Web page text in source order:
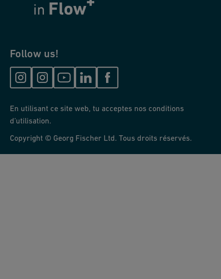
Follow us!
En utilisant ce site web, tu acceptes nos conditions
d’utilisation.
Copyright © Georg Fischer Ltd. Tous droits réservés.